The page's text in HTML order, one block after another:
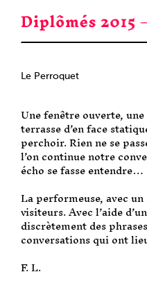
Le Perroquet
Une fenêtre ouverte,
terrasse d’en face
perchoir. Rien ne se
l’on continue notre
écho se fasse entendre…
La performeuse, avec
visiteurs. Avec l’aide
discrètement des
conversations qui ont
F. L.